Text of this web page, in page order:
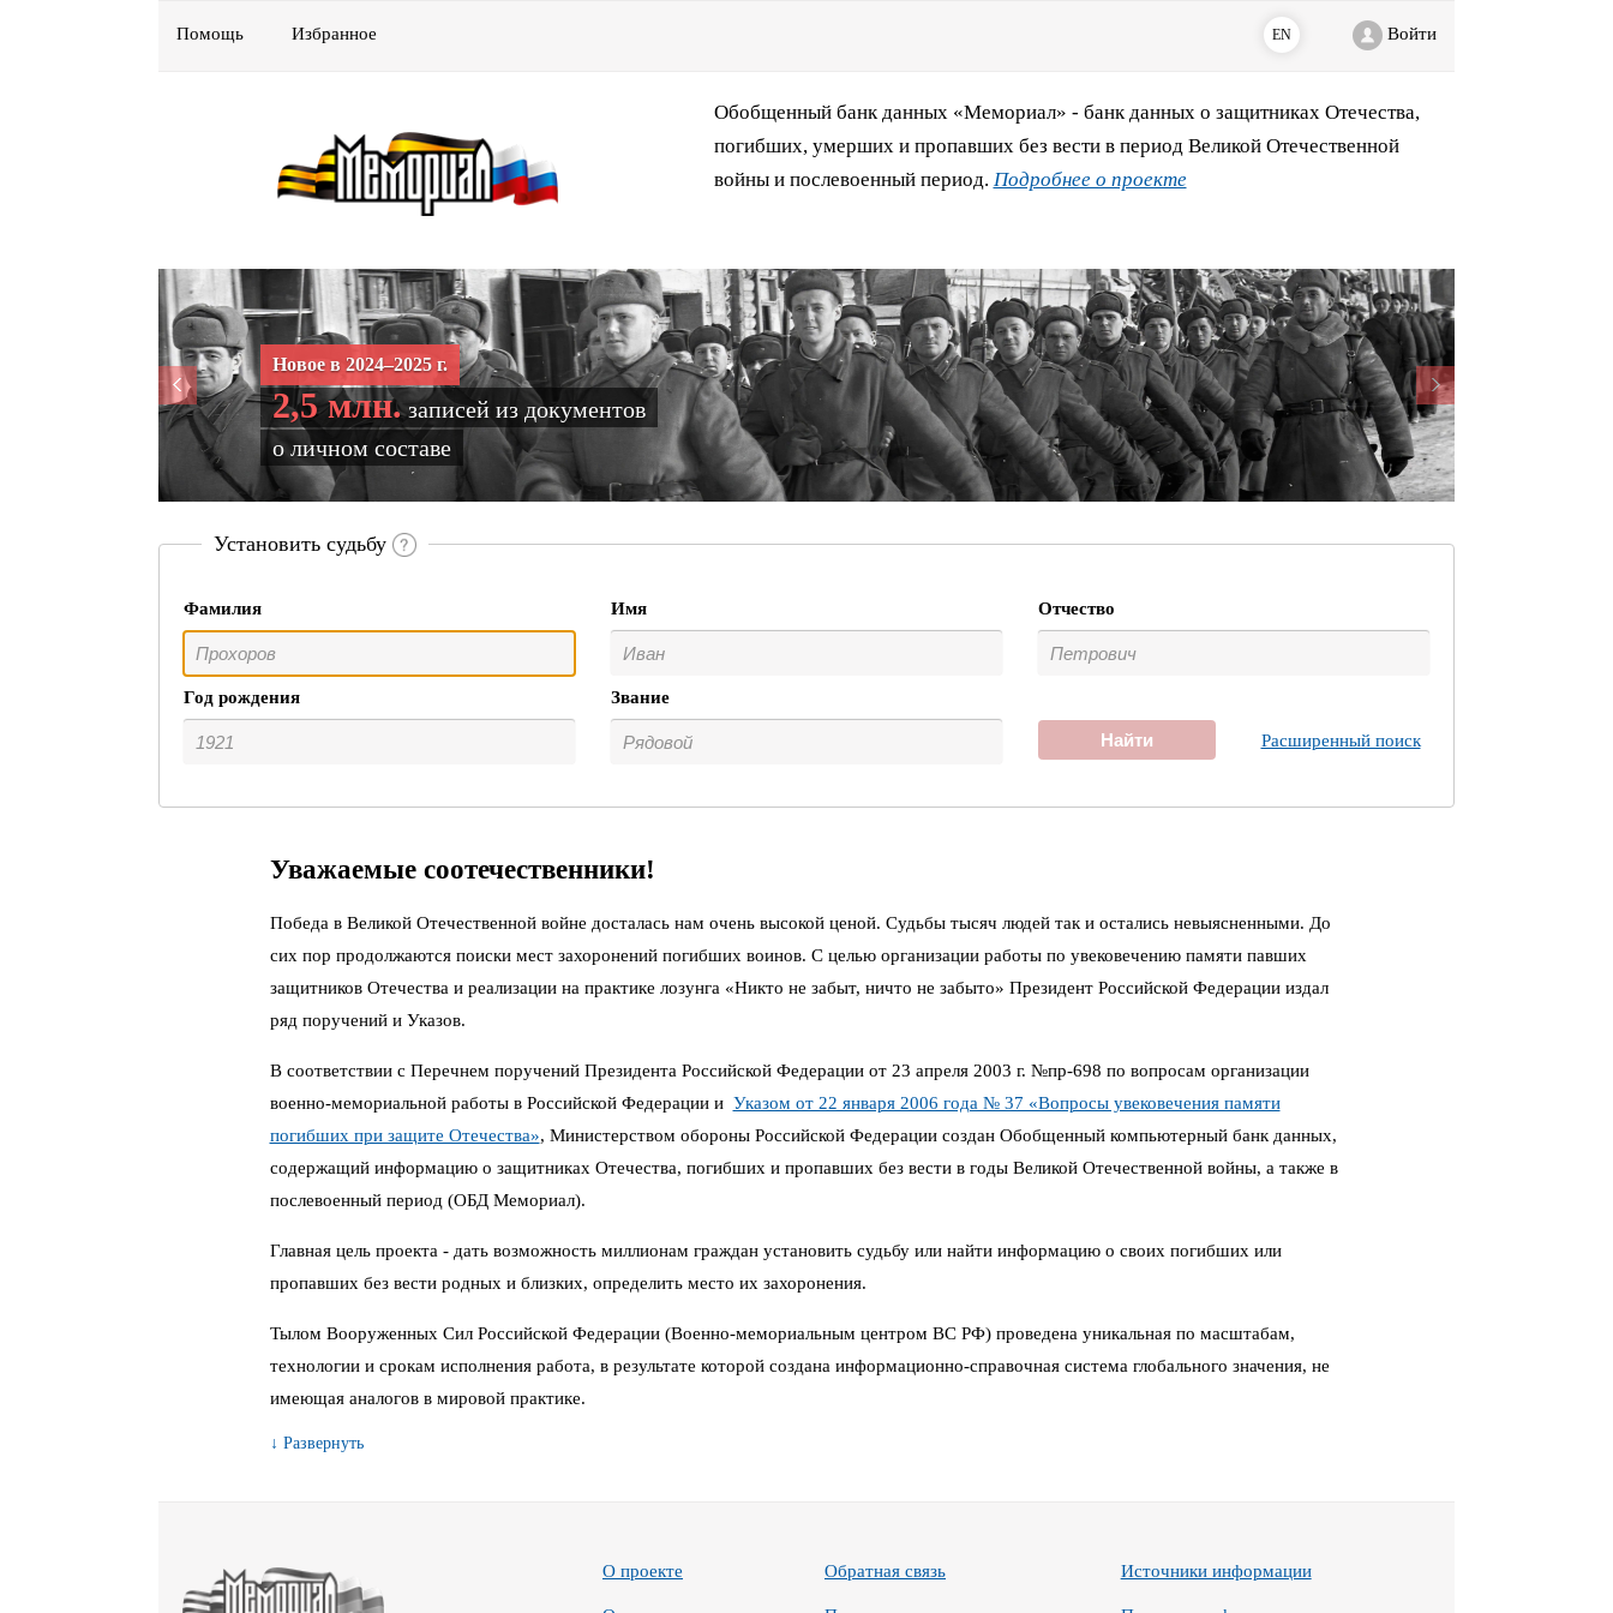
Помощь Избранное EN Войти
Обобщенный банк данных «Мемориал» - банк данных о защитниках Отечества,
погибших, умерших и пропавших без вести в период Великой Отечественной
войны и послевоенный период. Подробнее о проекте
Новое в 2024–2025 г.
2,5 млн.записей из документов
о личном составе
Установить судьбу
Фамилия Имя Отчество
Год рождения Звание
Найти Расширенный поиск
Уважаемые соотечественники!
Победа в Великой Отечественной войне досталась нам очень высокой ценой. Судьбы тысяч людей так и остались невыясненными. До
сих пор продолжаются поиски мест захоронений погибших воинов. С целью организации работы по увековечению памяти павших
защитников Отечества и реализации на практике лозунга «Никто не забыт, ничто не забыто» Президент Российской Федерации издал
ряд поручений и Указов.
В соответствии с Перечнем поручений Президента Российской Федерации от 23 апреля 2003 г. №пр-698 по вопросам организации
военно-мемориальной работы в Российской Федерации и Указом от 22 января 2006 года № 37 «Вопросы увековечения памяти
погибших при защите Отечества», Министерством обороны Российской Федерации создан Обобщенный компьютерный банк данных,
содержащий информацию о защитниках Отечества, погибших и пропавших без вести в годы Великой Отечественной войны, а также в
послевоенный период (ОБД Мемориал).
Главная цель проекта - дать возможность миллионам граждан установить судьбу или найти информацию о своих погибших или
пропавших без вести родных и близких, определить место их захоронения.
Тылом Вооруженных Сил Российской Федерации (Военно-мемориальным центром ВС РФ) проведена уникальная по масштабам,
технологии и срокам исполнения работа, в результате которой создана информационно-справочная система глобального значения, не
имеющая аналогов в мировой практике.
↓ Развернуть
О проекте Обратная связь Источники информации